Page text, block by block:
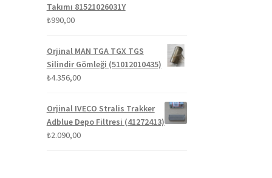
Takımı 81521026031Y
₺990,00
Orjinal MAN TGA TGX TGS
Silindir Gömleği (51012010435)
₺4.356,00
Orjinal IVECO Stralis Trakker
Adblue Depo Filtresi (41272413)
₺2.090,00